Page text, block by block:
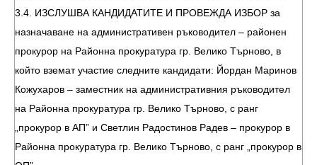
3.4. ИЗСЛУШВА КАНДИДАТИТЕ И ПРОВЕЖДА ИЗБОР за
назначаване на административен ръководител – районен
прокурор на Районна прокуратура гр. Велико Търново, в
който вземат участие следните кандидати: Йордан Маринов
Кожухаров – заместник на административния ръководител
на Районна прокуратура гр. Велико Търново, с ранг
„прокурор в АП” и Светлин Радостинов Радев – прокурор в
Районна прокуратура гр. Велико Търново, с ранг „прокурор в